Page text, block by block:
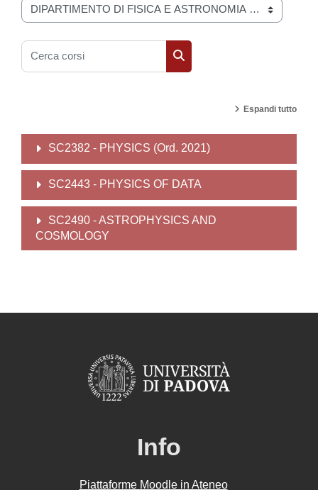
Categorie di corso
Cerca corsi
Cerca corsi
Espandi tutto
SC2382 - PHYSICS (Ord. 2021)
SC2443 - PHYSICS OF DATA
SC2490 - ASTROPHYSICS AND
COSMOLOGY
Info
Piattaforme Moodle in Ateneo